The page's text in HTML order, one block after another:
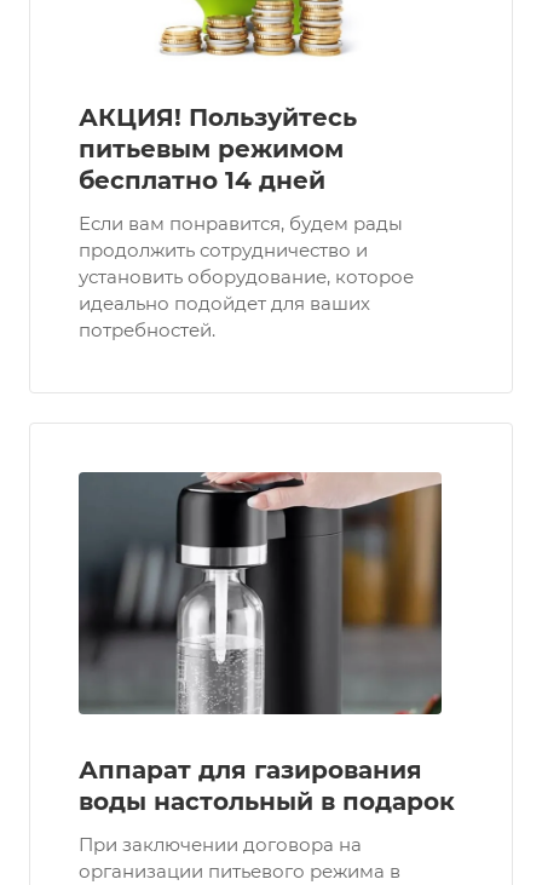
АКЦИЯ! Пользуйтесь
питьевым режимом
бесплатно 14 дней
Если вам понравится, будем рады
продолжить сотрудничество и
установить оборудование, которое
идеально подойдет для ваших
потребностей.
Аппарат для газирования
воды настольный в подарок
При заключении договора на
организации питьевого режима в